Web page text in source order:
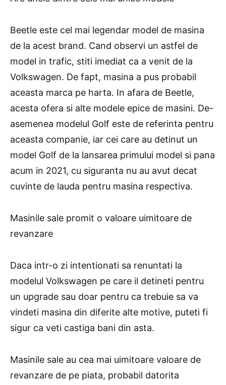
Beetle este cel mai legendar model de masina
de la acest brand. Cand observi un astfel de
model in trafic, stiti imediat ca a venit de la
Volkswagen. De fapt, masina a pus probabil
aceasta marca pe harta. In afara de Beetle,
acesta ofera si alte modele epice de masini. De-
asemenea modelul Golf este de referinta pentru
aceasta companie, iar cei care au detinut un
model Golf de la lansarea primului model si pana
acum in 2021, cu siguranta nu au avut decat
cuvinte de lauda pentru masina respectiva.
Masinile sale promit o valoare uimitoare de
revanzare
Daca intr-o zi intentionati sa renuntati la
modelul Volkswagen pe care il detineti pentru
un upgrade sau doar pentru ca trebuie sa va
vindeti masina din diferite alte motive, puteti fi
sigur ca veti castiga bani din asta.
Masinile sale au cea mai uimitoare valoare de
revanzare de pe piata, probabil datorita